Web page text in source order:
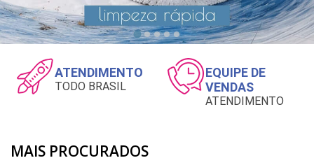
ATENDIMENTO
TODO BRASIL
EQUIPE DE
VENDAS
ATENDIMENTO
MAIS PROCURADOS